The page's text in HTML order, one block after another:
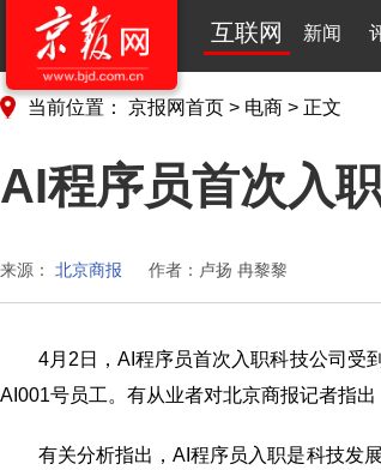
互联网 新闻
当前位置： 京报网首页 > 电商 > 正文
AI程序员首次入
来源： 北京商报 作者：卢扬 冉黎黎
4月2日，AI程序员首次入职科技公司受
AI001号员工。有从业者对北京商报记者指出
有关分析指出，AI程序员入职是科技发